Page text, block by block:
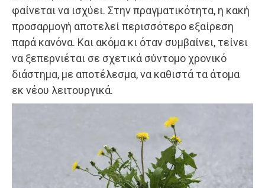
φαίνεται να ισχύει. Στην πραγματικότητα, η κακή
προσαρμογή αποτελεί περισσότερο εξαίρεση
παρά κανόνα. Και ακόμα κι όταν συμβαίνει, τείνει
να ξεπερνιέται σε σχετικά σύντομο χρονικό
διάστημα, με αποτέλεσμα, να καθιστά τα άτομα
εκ νέου λειτουργικά.